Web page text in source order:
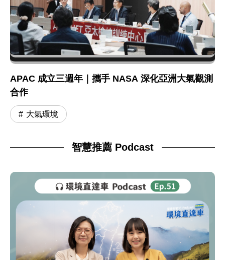
APAC 成立三週年｜攜手 NASA 深化亞洲大氣觀測
合作
大氣環境
智慧推薦 Podcast